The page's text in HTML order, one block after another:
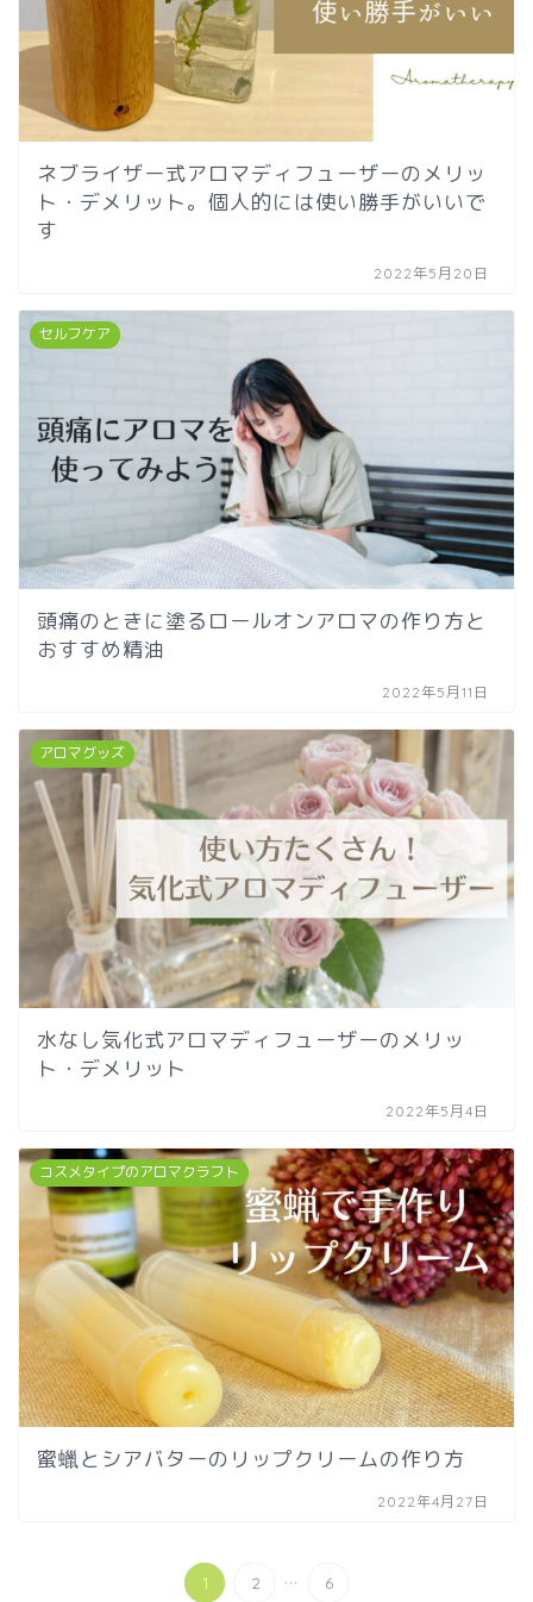
ネブライザー式アロマディフューザーのメリッ
ト・デメリット。個人的には使い勝手がいいで
す
2022年5月20日
セルフケア
頭痛のときに塗るロールオンアロマの作り方と
おすすめ精油
2022年5月11日
アロマグッズ
水なし気化式アロマディフューザーのメリッ
ト・デメリット
2022年5月4日
コスメタイプのアロマクラフト
蜜蠟とシアバターのリップクリームの作り方
2022年4月27日
1 2 ... 6